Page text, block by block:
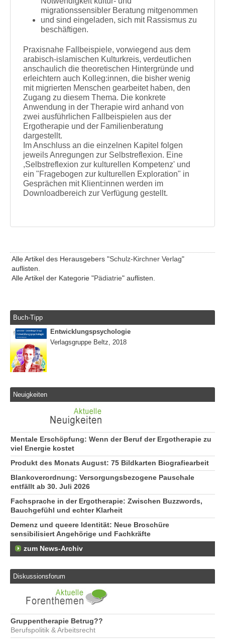
migrationssensibler Beratung mitgenommen
und sind eingeladen, sich mit Rassismus zu
beschäftigen.
Praxisnahe Fallbeispiele, vorwiegend aus dem
arabisch-islamischen Kulturkreis, verdeutlichen
anschaulich die theoretischen Hintergründe und
erleichtern auch Kolleg:innen, die bisher wenig
mit migrierten Menschen gearbeitet haben, den
Zugang zu diesem Thema. Die konkrete
Anwendung in der Therapie wird anhand von
zwei ausführlichen Fallbeispielen aus der
Ergotherapie und der Familienberatung
dargestellt.
Im Anschluss an die einzelnen Kapitel folgen
jeweils Anregungen zur Selbstreflexion. Eine
,Selbstreflexion zur kulturellen Kompetenz' und
ein "Fragebogen zur kulturellen Exploration" in
Gesprächen mit Klient:innen werden im
Downloadbereich zur Verfügung gestellt.
Alle Artikel des Herausgebers "Schulz-Kirchner Verlag"
auflisten.
Alle Artikel der Kategorie "Pädiatrie" auflisten.
Buch-Tipp
Entwicklungspsychologie
Verlagsgruppe Beltz, 2018
Neuigkeiten
Mentale Erschöpfung: Wenn der Beruf der Ergotherapie zu
viel Energie kostet
Produkt des Monats August: 75 Bildkarten Biografiearbeit
Blankoverordnung: Versorgungsbezogene Pauschale
entfällt ab 30. Juli 2026
Fachsprache in der Ergotherapie: Zwischen Buzzwords,
Bauchgefühl und echter Klarheit
Demenz und queere Identität: Neue Broschüre
sensibilisiert Angehörige und Fachkräfte
zum News-Archiv
Diskussionsforum
Gruppentherapie Betrug??
Berufspolitik & Arbeitsrecht